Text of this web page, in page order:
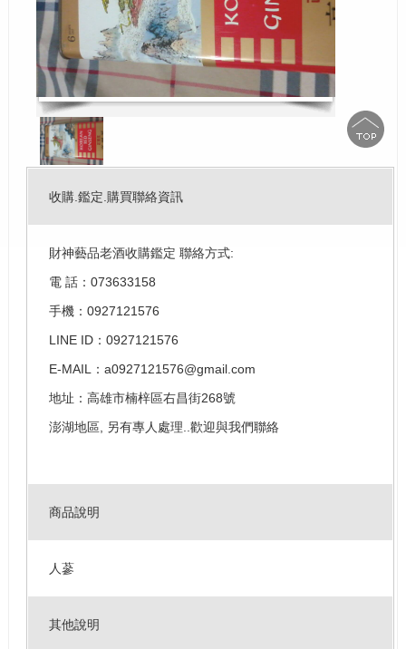
收購.鑑定.購買聯絡資訊
財神藝品老酒收購鑑定 聯絡方式:
電 話：073633158
手機：0927121576
LINE ID：0927121576
E-MAIL：a0927121576@gmail.com
地址：高雄市楠梓區右昌街268號
澎湖地區, 另有專人處理..歡迎與我們聯絡
商品說明
人蔘
其他說明